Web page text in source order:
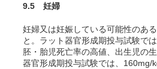
9.5 妊婦
妊婦又は妊娠している可能性のあ
と。ラット器官形成期投与試験で
胚・胎児死亡率の高値、出生児の
器官形成期投与試験では、160mg/